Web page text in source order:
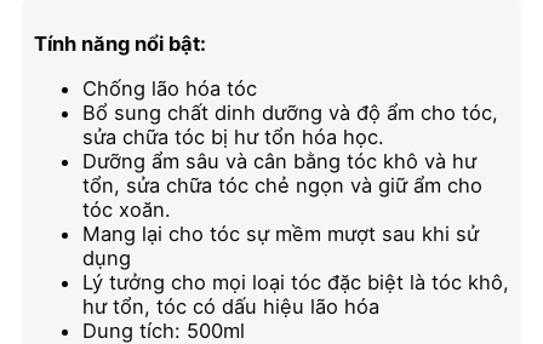
BNC
Argan
phục
hồi
màu,
chống
hóa
lượng
Tính năng nổi bật:
Chống lão hóa tóc
Bổ sung chất dinh dưỡng và độ ẩm cho tóc,
sửa chữa tóc bị hư tổn hóa học.
Dưỡng ẩm sâu và cân bằng tóc khô và hư
tổn, sửa chữa tóc chẻ ngọn và giữ ẩm cho
tóc xoăn.
Mang lại cho tóc sự mềm mượt sau khi sử
dụng
Lý tưởng cho mọi loại tóc đặc biệt là tóc khô,
hư tổn, tóc có dấu hiệu lão hóa
Dung tích: 500ml